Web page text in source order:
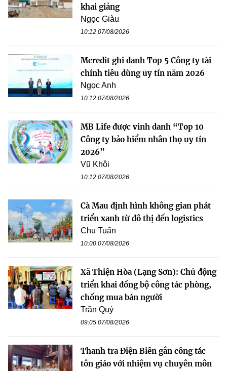
khai giảng
Ngọc Giàu
10:12 07/08/2026
Mcredit ghi danh Top 5 Công ty tài
chính tiêu dùng uy tín năm 2026
Ngọc Anh
10:12 07/08/2026
MB Life được vinh danh “Top 10
Công ty bảo hiểm nhân thọ uy tín
2026”
Vũ Khôi
10:12 07/08/2026
Cà Mau định hình không gian phát
triển xanh từ đô thị đến logistics
Chu Tuấn
10:00 07/08/2026
Xã Thiện Hòa (Lạng Sơn): Chủ động
triển khai đồng bộ công tác phòng,
chống mua bán người
Trần Quý
09:05 07/08/2026
Thanh tra Điện Biên gắn công tác
tôn giáo với nhiệm vụ chuyên môn